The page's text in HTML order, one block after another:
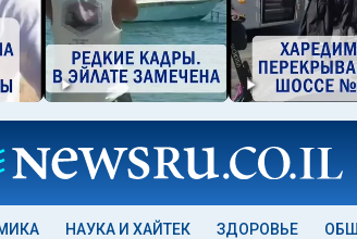
НАУКА И ХАЙТЕК ЗДОРОВЬЕ